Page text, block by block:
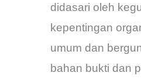
didasari oleh
kepentingan
umum dan
bahan bukti dan